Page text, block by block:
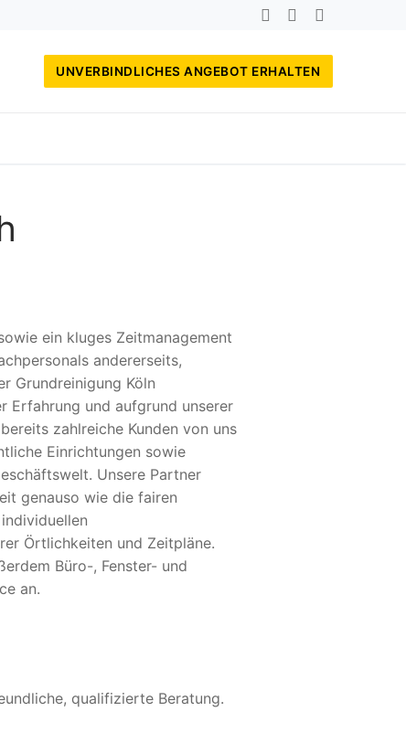
UNVERBINDLICHES ANGEBOT ERHALTEN
ein kluges Zeitmanagement
andererseits,
Grundreinigung Köln
Erfahrung und aufgrund unserer
zahlreiche Kunden von uns
Einrichtungen sowie
Unsere Partner
genauso wie die fairen
Örtlichkeiten und Zeitpläne.
Büro-, Fenster- und
an.
qualifizierte Beratung.